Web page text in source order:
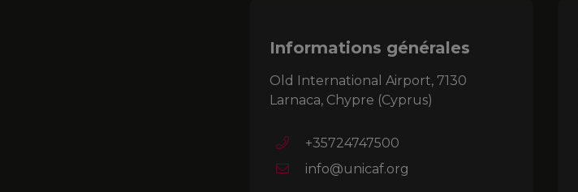
Informations générales
Old International Airport, 7130
Larnaca, Chypre (Cyprus)
+35724747500
info@unicaf.org